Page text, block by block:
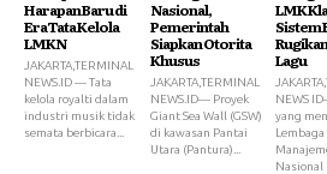
Harapan Baru di
Era Tata Kelola
LMKN
JAKARTA,TERMINAL
NEWS.ID — Tata
kelola royalti dalam
industri musik tidak
semata berbicara...
Nasional,
Pemerintah
Siapkan Otorita
Khusus
JAKARTA,TERMINAL
NEWS.ID— Proyek
Giant Sea Wall (GSW)
di kawasan Pantai
Utara (Pantura)...
LMK
Sistem
Lagu
NEWS
yang
Lembaga
Nasional